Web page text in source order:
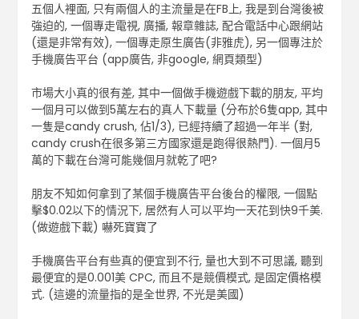
五個人裡面, 只有兩個人的主流量是在FB上, 我是到台灣後被
強迫的, 一個專走電視, 廣播, 報章雜誌, 配合電話中心跟網站
(還是非常有效), 一個專走原生廣告(非雅虎), 另一個專注於
手機廣告平台 (app廣告, 非google, 網頁類型)
市場大小真的很有差, 其中一個做手機遊戲下載的朋友, 平均
一個月可以做到5萬左右的真人下載量 (分布於6隻app, 其中
一隻是candy crush, 佔1/3), 已經持續了超過一年半 (對,
candy crush在很多第三方國家還是跑得很熱門). 一個月5
萬的下載在台灣可能幾個月就乾了吧?
朋友不知如何拿到了某個手機廣告平台後台的權限, 一個點
擊$0.02以下的情況下, 居然有人可以平均一天花到快9千美.
(做遊戲下載) 嚇死寶寶了
手機廣告平台有些真的便宜到不行, 量也大到不可思議, 聽到
最便宜的是0.001美 CPC, 而且不是競價模式, 是固定價格模
式. (這邊的流量指的是全世界, 不光是美國)